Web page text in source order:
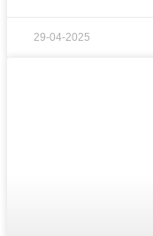
29-04-2025